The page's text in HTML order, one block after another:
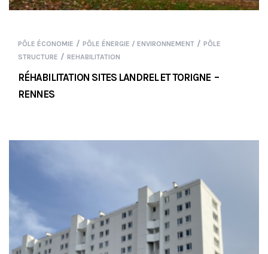
PÔLE ÉCONOMIE / PÔLE ÉNERGIE / ENVIRONNEMENT / PÔLE
STRUCTURE / REHABILITATION
RÉHABILITATION SITES LANDREL ET TORIGNE –
RENNES